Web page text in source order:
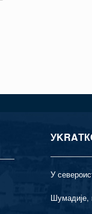
У
Шумадије,